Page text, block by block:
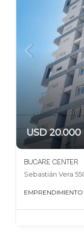
USD 20.000
BUCARE CENTER
Sebastián Vera
EMPRENDIMIENTO